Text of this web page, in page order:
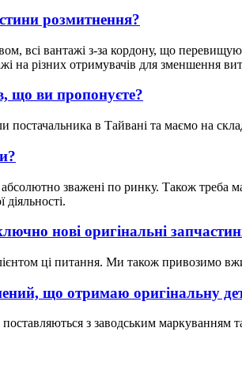
розмитнення?
всі вантажі з-за кордону, що
на різних отримувачів для зменшення
що ви пропонуєте?
в Тайвані та маємо на
зважені по ринку. Також треба
нові оригінальні
ці питання. Ми також привозимо
що отримаю оригінальну
з заводським маркуванням